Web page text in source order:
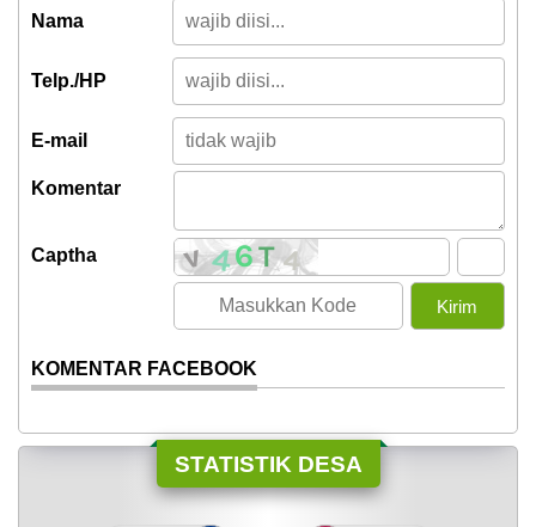
Nama
Telp./HP
E-mail
Komentar
Captha
KOMENTAR FACEBOOK
STATISTIK DESA